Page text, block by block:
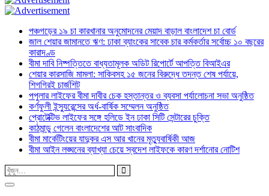
পঞ্চগড়ের ১৯ চা কারখানার অনুমোদনের মেয়াদ বাড়াল বাংলাদেশ চা বোর্ড
জাল শেয়ার জামানতে ঋণ: ঢাকা ব্যাংকের সাবেক চার কর্মকর্তার সর্বোচ্চ ১০ বছরের
কারাদণ্ড
বীমা দাবি নিষ্পত্তিতে বাধ্যতামূলক অডিট রিপোর্টে আপত্তি বিআইএর
শেয়ার কারসাজি মামলা: সাকিবসহ ১৫ জনের বিরুদ্ধে তদন্ত শেষ পর্যায়ে,
শিগগিরই চার্জশিট
পপুলার লাইফের বীমা দাবীর চেক হস্তান্তর ও ব্যবসা পর্যালোচনা সভা অনুষ্ঠিত
কর্ণফুলী ইন্স্যুরেন্সের অর্ধ-বার্ষিক সম্মেলন অনুষ্ঠিত
প্রোটেক্টিভ লাইফের সঙ্গে হলিডে ইন ঢাকা সিটি সেন্টারের চুক্তি
কাঠমান্ডু গেলেন বাংলাদেশের আট সাংবাদিক
বীমা মার্কেটিংয়ের যাদুকর এস আর খানের মৃত্যুবার্ষিকী আজ
বীমা আইন লঙ্ঘনের ব্যাখ্যা চেয়ে স্বদেশ লাইফকে কারণ দর্শানোর নোটিশ